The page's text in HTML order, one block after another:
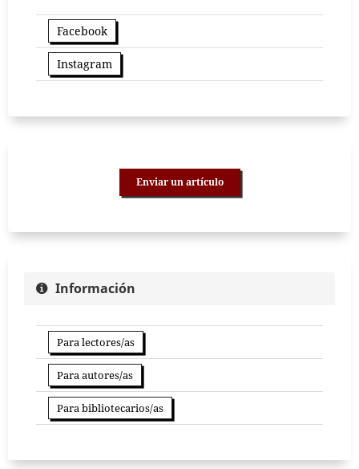
Facebook
Instagram
Enviar un artículo
Información
Para lectores/as
Para autores/as
Para bibliotecarios/as